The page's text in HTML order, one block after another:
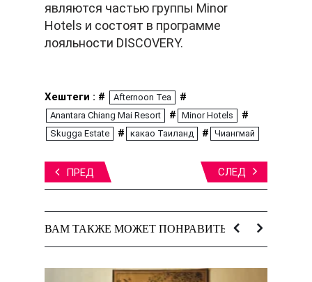
являются частью группы Minor
Hotels и состоят в программе
лояльности DISCOVERY.
Хештеги : # Afternoon Tea #
Anantara Chiang Mai Resort # Minor Hotels #
Skugga Estate # какао Таиланд # Чиангмай
ПРЕД СЛЕД
ВАМ ТАКЖЕ МОЖЕТ ПОНРАВИТЬСЯ: